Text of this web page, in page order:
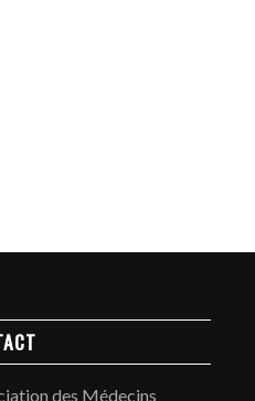
des Médecins